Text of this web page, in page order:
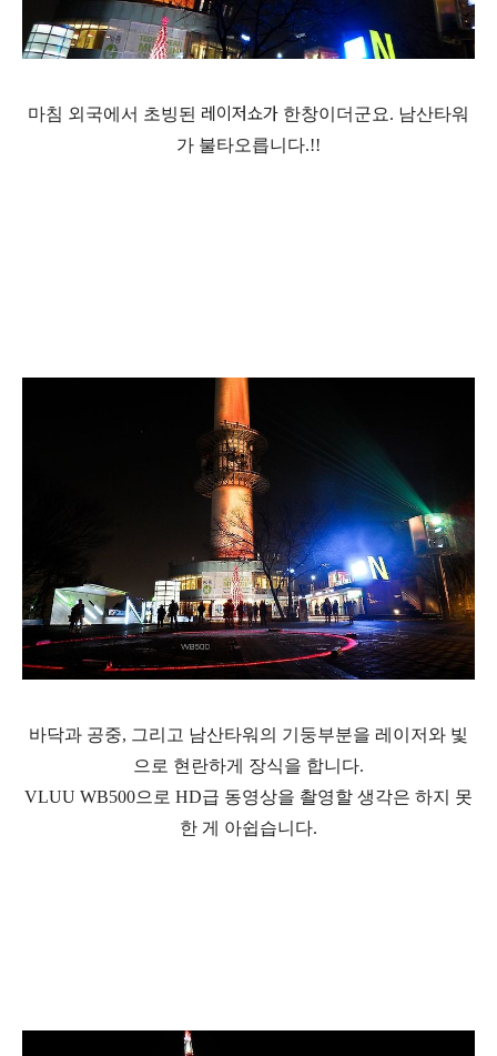
마침 외국에서 초빙된 레이저쇼가 한창이더군요. 남산타워
가 불타오릅니다.!!
바닥과 공중, 그리고 남산타워의 기둥부분을 레이저와 빛
으로 현란하게 장식을 합니다.
VLUU WB500으로 HD급 동영상을 촬영할 생각은 하지 못
한 게 아쉽습니다.